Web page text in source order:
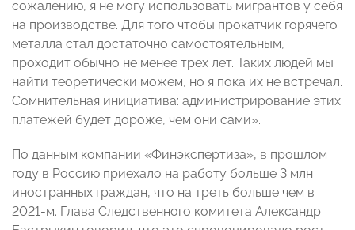
сожалению, я не могу использовать мигрантов у себя
на производстве. Для того чтобы прокатчик горячего
металла стал достаточно самостоятельным,
проходит обычно не менее трех лет. Таких людей мы
найти теоретически можем, но я пока их не встречал.
Сомнительная инициатива: администрирование этих
платежей будет дороже, чем они сами».
По данным компании «Финэкспертиза», в прошлом
году в Россию приехало на работу больше 3 млн
иностранных граждан, что на треть больше чем в
2021-м. Глава Следственного комитета Александр